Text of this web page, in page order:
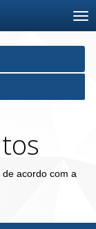
acordo com a